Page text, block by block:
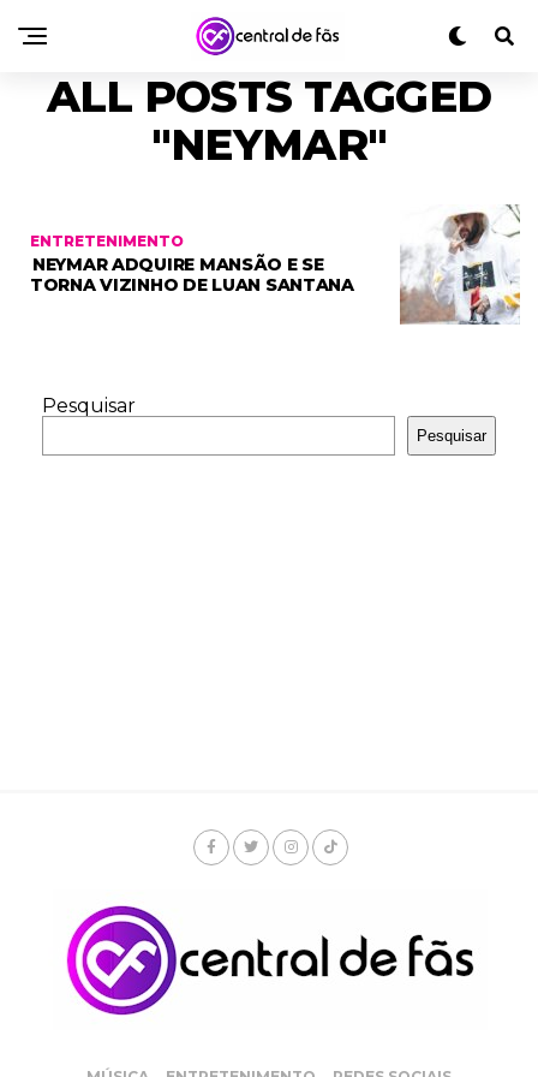
ALL POSTS TAGGED
"NEYMAR"
ENTRETENIMENTO
NEYMAR ADQUIRE MANSÃO E SE
TORNA VIZINHO DE LUAN SANTANA
Pesquisar
Pesquisar